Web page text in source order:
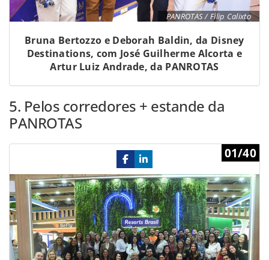
PANROTAS / Filip Calixto
Bruna Bertozzo e Deborah Baldin, da Disney
Destinations, com José Guilherme Alcorta e
Artur Luiz Andrade, da PANROTAS
5. Pelos corredores + estande da
PANROTAS
01/40
Previous